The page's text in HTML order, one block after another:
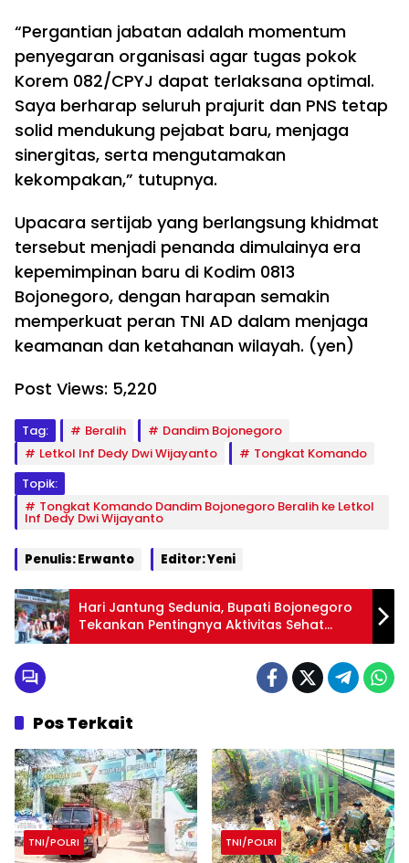
“Pergantian jabatan adalah momentum
penyegaran organisasi agar tugas pokok
Korem 082/CPYJ dapat terlaksana optimal.
Saya berharap seluruh prajurit dan PNS tetap
solid mendukung pejabat baru, menjaga
sinergitas, serta mengutamakan
kekompakan,” tutupnya.
Upacara sertijab yang berlangsung khidmat
tersebut menjadi penanda dimulainya era
kepemimpinan baru di Kodim 0813
Bojonegoro, dengan harapan semakin
memperkuat peran TNI AD dalam menjaga
keamanan dan ketahanan wilayah. (yen)
Post Views: 5,220
Tag: Beralih
Dandim Bojonegoro
Letkol Inf Dedy Dwi Wijayanto
Tongkat Komando
Topik:
Tongkat Komando Dandim Bojonegoro Beralih ke Letkol
Inf Dedy Dwi Wijayanto
Penulis: Erwanto Editor: Yeni
Hari Jantung Sedunia, Bupati Bojonegoro
Tekankan Pentingnya Aktivitas Sehat
untuk Generasi Unggul
Pos Terkait
TNI/POLRI TNI/POLRI